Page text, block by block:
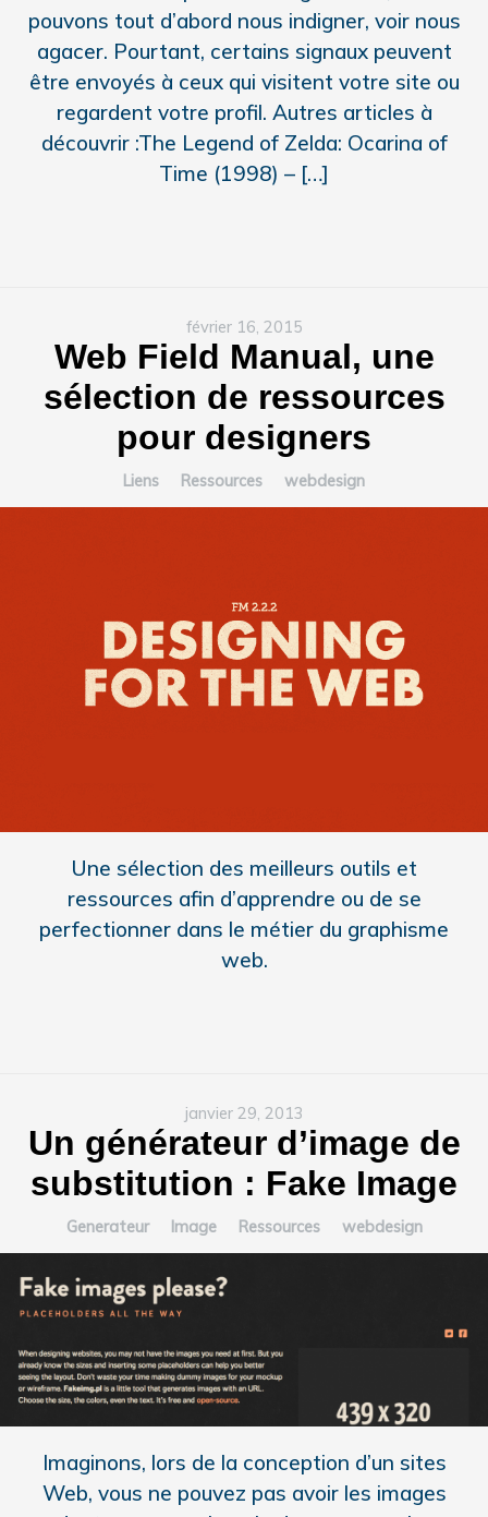
pouvons tout d’abord nous indigner, voir nous
agacer. Pourtant, certains signaux peuvent
être envoyés à ceux qui visitent votre site ou
regardent votre profil. Autres articles à
découvrir :The Legend of Zelda: Ocarina of
Time (1998) – […]
février 16, 2015
Web Field Manual, une
sélection de ressources
pour designers
Liens Ressources webdesign
Une sélection des meilleurs outils et
ressources afin d’apprendre ou de se
perfectionner dans le métier du graphisme
web.
janvier 29, 2013
Un générateur d’image de
substitution : Fake Image
Generateur Image Ressources webdesign
Imaginons, lors de la conception d’un sites
Web, vous ne pouvez pas avoir les images